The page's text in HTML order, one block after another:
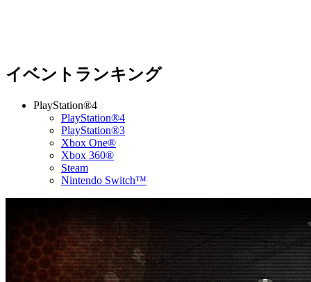
イベントランキング
PlayStation®4
PlayStation®4
PlayStation®3
Xbox One®
Xbox 360®
Steam
Nintendo Switch™